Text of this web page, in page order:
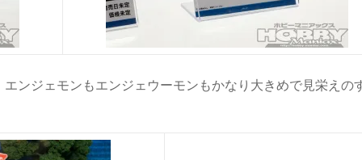
ンジェモンもエンジェウーモンもかなり大きめで見栄えの